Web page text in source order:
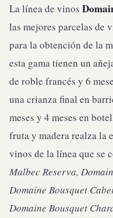
La línea de vinos
las mejores parcelas de
para la obtención de la
esta gama tienen un
de roble francés y 6
una crianza final en
meses y 4 meses en
fruta y madera realza la
vinos de la línea que se
Malbec Reserva,
Domaine Bousquet
Domaine Bousquet